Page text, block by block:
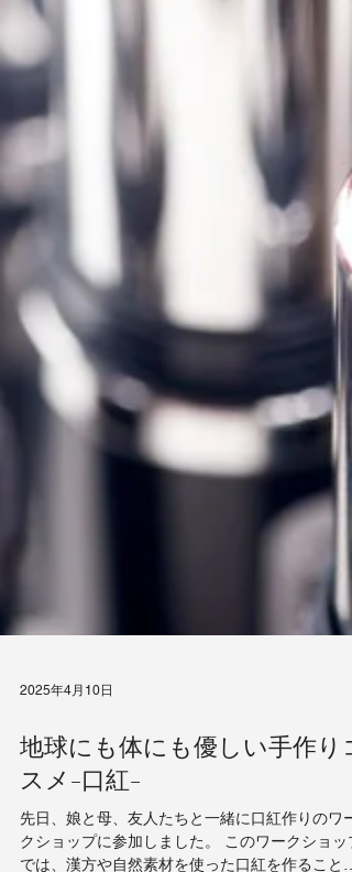
2025年4月10日
地球にも体にも優しい手作りコ
スメ-口紅-
先日、娘と母、友人たちと一緒に口紅作りのワー